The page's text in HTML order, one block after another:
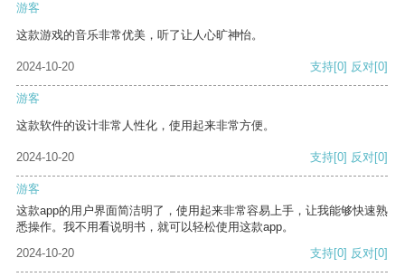
游客
这款游戏的音乐非常优美，听了让人心旷神怡。
2024-10-20 支持[0] 反对[0]
游客
这款软件的设计非常人性化，使用起来非常方便。
2024-10-20 支持[0] 反对[0]
游客
这款app的用户界面简洁明了，使用起来非常容易上手，让我能够快速熟
悉操作。我不用看说明书，就可以轻松使用这款app。
2024-10-20
支持[0] 反对[0]